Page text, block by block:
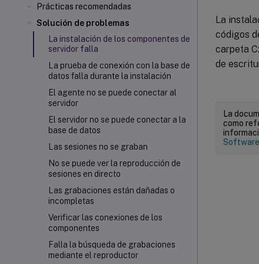
Prácticas recomendadas
Solución de problemas
La instalación de los componentes de
servidor falla
La prueba de conexión con la base de
datos falla durante la instalación
El agente no se puede conectar al
servidor
El servidor no se puede conectar a la
base de datos
Las sesiones no se graban
No se puede ver la reproducción de
sesiones en directo
Las grabaciones están dañadas o
incompletas
Verificar las conexiones de los
componentes
Falla la búsqueda de grabaciones
mediante el reproductor
La
códigos
carpeta
de
La
como
Software